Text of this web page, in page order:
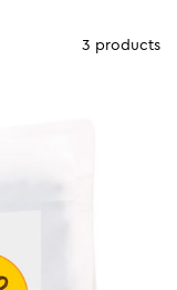
3 products